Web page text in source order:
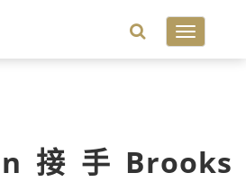
Toggle
接手Brooks